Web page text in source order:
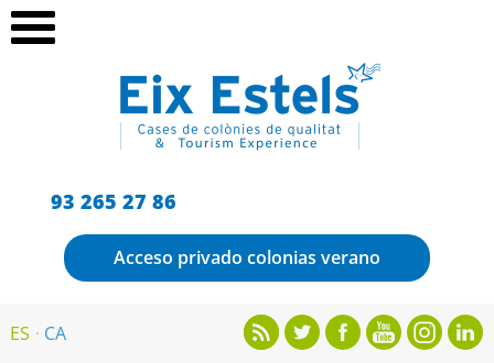
93 265 27 86
Acceso privado colonias verano
ES CA